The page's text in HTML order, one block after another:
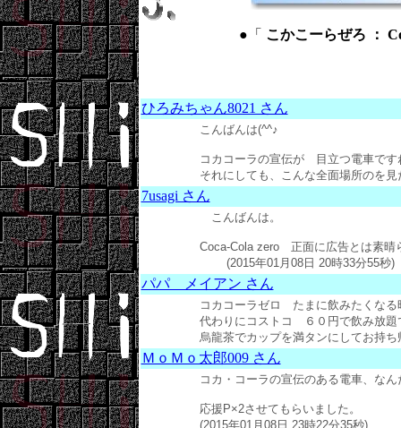
●「 こかこーらぜろ ：
ひろみちゃん8021 さん
こんばんは(^^♪
コカコーラの宣伝が 目立つ電車です
それにしても、こんな全面場所のを
7usagi さん
こんばんは。
Coca-Cola zero 正面に広告とは素晴
(2015年01月08日 20時33分55秒)
パパ メイアン さん
コカコーラゼロ たまに飲みたくなる
代わりにコストコ ６０円で飲み放
烏龍茶でカップを満タンにしてお持
ＭｏＭｏ太郎009 さん
コカ・コーラの宣伝のある電車、な
応援P×2させてもらいました。
(2015年01月08日 23時22分35秒)